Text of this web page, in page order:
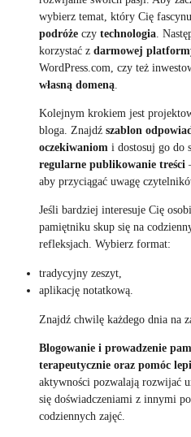
wybierz temat, który Cię
podróże czy technologia .
korzystać z darmowej
WordPress.com, czy też
własną domeną
Kolejnym krokiem jest
bloga. Znajdź szablon
oczekiwaniom i dostosuj go do
regularne publikowanie treści
aby przyciągać uwagę
Jeśli bardziej interesuje Cię
pamiętniku skup się na
refleksjach. Wybierz format:
tradycyjny zeszyt,
aplikację notatkową.
Znajdź chwilę każdego dnia na
Blogowanie i prowadzenie
terapeutycznie oraz pomóc
aktywności pozwalają rozwijać
się doświadczeniami z innymi
codziennych zajęć.